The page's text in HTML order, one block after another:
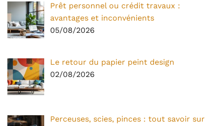
Prêt personnel ou crédit travaux :
avantages et inconvénients
05/08/2026
Le retour du papier peint design
02/08/2026
Perceuses, scies, pinces : tout savoir sur